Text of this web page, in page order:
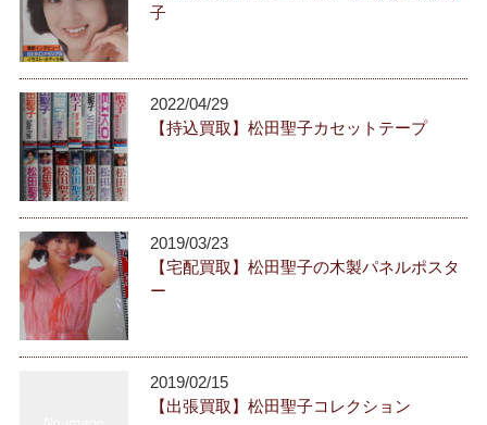
子
2022/04/29
【持込買取】松田聖子カセットテープ
2019/03/23
【宅配買取】松田聖子の木製パネルポスタ
ー
2019/02/15
【出張買取】松田聖子コレクション